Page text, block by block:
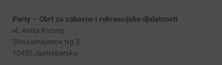
Party – Obrt za zabavne i rekreacijske djelatnosti
vl. Anita Krcivoj
Strossmayerov trg 3
10450 Jastrebarsko